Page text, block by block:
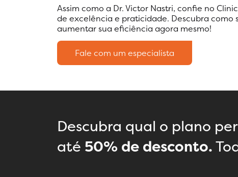
Assim como a Dr. Victor Nastri, confie no
de excelência e praticidade. Descubra como
aumentar sua eficiência agora mesmo!
Fale com um especialista
Descubra qual o plano
até 50% de desconto.